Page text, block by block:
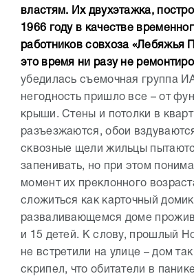
властям. Их двухэтажка,
1966 году в качестве
работников совхоза «Лебяжья
это время ни разу не
убедилась съемочная группа
негодность пришло все – от
крыши. Стены и потолки в
разъезжаются, обои
сквозные щели жильцы
запенивать, но при этом
момент их преклонного
сложиться как карточный
разваливающемся доме
и 15 детей. К слову, прошлый
не встретили на улице – дом
скрипел, что обитатели в